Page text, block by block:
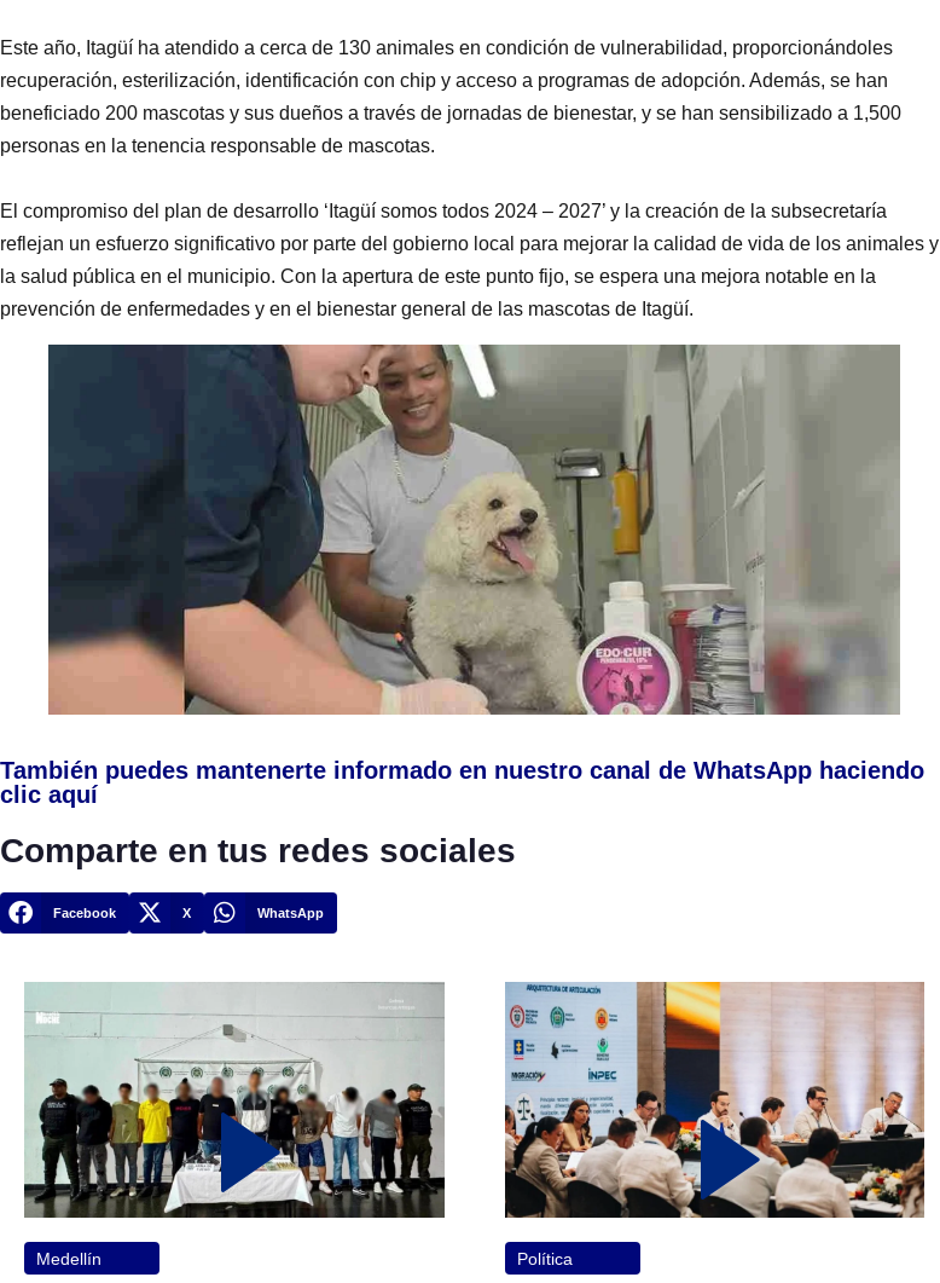
Este año, Itagüí ha atendido a cerca de 130 animales en condición de vulnerabilidad, proporcionándoles
recuperación, esterilización, identificación con chip y acceso a programas de adopción. Además, se han
beneficiado 200 mascotas y sus dueños a través de jornadas de bienestar, y se han sensibilizado a 1,500
personas en la tenencia responsable de mascotas.
El compromiso del plan de desarrollo ‘Itagüí somos todos 2024 – 2027’ y la creación de la subsecretaría
reflejan un esfuerzo significativo por parte del gobierno local para mejorar la calidad de vida de los animales y
la salud pública en el municipio. Con la apertura de este punto fijo, se espera una mejora notable en la
prevención de enfermedades y en el bienestar general de las mascotas de Itagüí.
También puedes mantenerte informado en nuestro canal de WhatsApp haciendo
clic aquí
Comparte en tus redes sociales
Facebook X WhatsApp
Medellín Política